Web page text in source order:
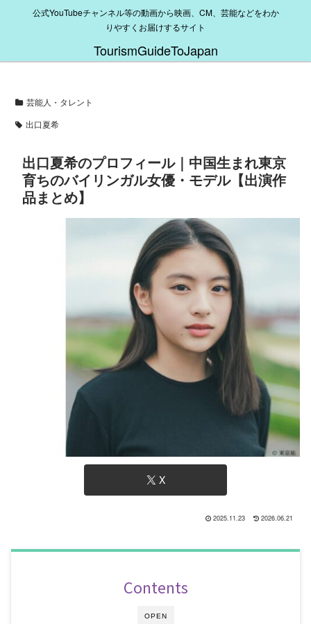
公式YouTubeチャンネル等の動画から映画、CM、芸能などをわか
りやすくお届けするサイト
TourismGuideToJapan
芸能人・タレント
出口夏希
出口夏希のプロフィール｜中国生まれ東京
育ちのバイリンガル女優・モデル【出演作
品まとめ】
X
2025.11.23 2026.06.21
OPEN
Contents